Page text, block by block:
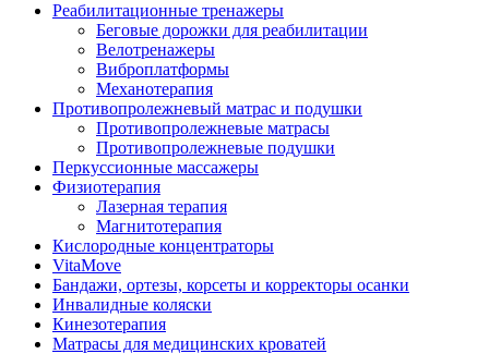
Реабилитационные тренажеры
Беговые дорожки для реабилитации
Велотренажеры
Виброплатформы
Механотерапия
Противопролежневый матрас и подушки
Противопролежневые матрасы
Противопролежневые подушки
Перкуссионные массажеры
Физиотерапия
Лазерная терапия
Магнитотерапия
Кислородные концентраторы
VitaMove
Бандажи, ортезы, корсеты и корректоры осанки
Инвалидные коляски
Кинезотерапия
Матрасы для медицинских кроватей